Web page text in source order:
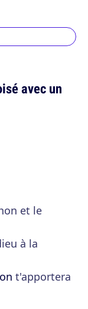
avec un
et le
à la
t'apportera